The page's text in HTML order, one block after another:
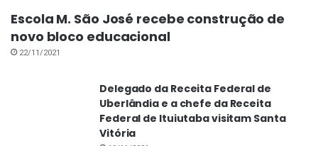
Mas responde que pretende continuar trabalhando
“até quando Deus permitir”.
São-josé-seridoense só mesmo na certidão de
Escola M. São José recebe construção de
novo bloco educacional
22/11/2021
Delegado da Receita Federal de
Uberlândia e a chefe da Receita
Federal de Ituiutaba visitam Santa
Vitória